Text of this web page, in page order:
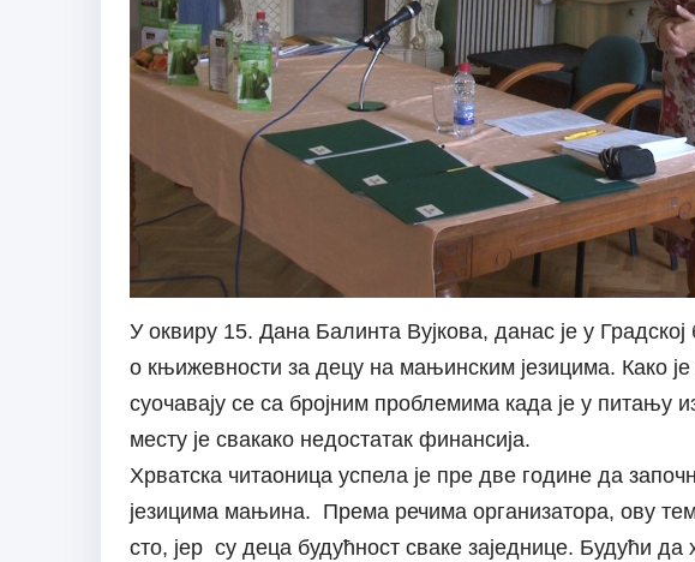
У оквиру 15. Дана Балинта Вујкова, данас је у
о књижевности за децу на мањинским језицима. Како
суочавају се са бројним проблемима када је у питању
месту је свакако недостатак финансија.
Хрватска читаоница успела је пре две године да
језицима мањина. Према речима организатора, ову
сто, јер су деца будућност сваке заједнице. Будући